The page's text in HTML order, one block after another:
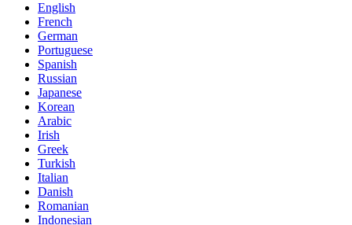
English
French
German
Portuguese
Spanish
Russian
Japanese
Korean
Arabic
Irish
Greek
Turkish
Italian
Danish
Romanian
Indonesian